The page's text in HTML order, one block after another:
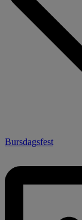
Bursdagsfest